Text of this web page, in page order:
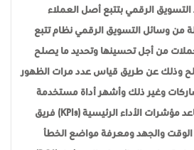
التسويق الرقمي بتتبع أصل العملاء
من وسائل التسويق الرقمي نظام تتبع
من أجل تحسينها وتحديد ما يصلح
وذلك عن طريق قياس عدد مرات الظهور
وغير ذلك وأشهر أداة مستخدمة
Google Analytics، حيث تساعد مؤشرات الأداء الرئيسية (KPIs) فريق
الوقت والجهد ومعرفة مواضع الخطأ